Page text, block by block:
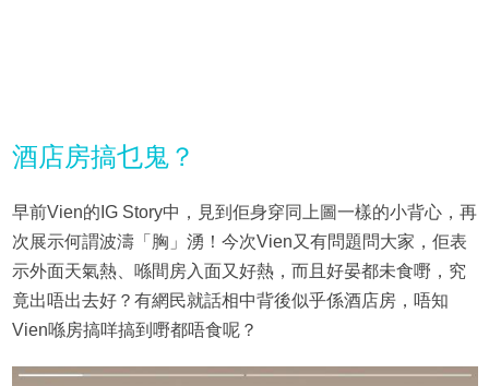
酒店房搞乜鬼？
早前Vien的IG Story中，見到佢身穿同上圖一樣的小背心，再
次展示何謂波濤「胸」湧！今次Vien又有問題問大家，佢表
示外面天氣熱、喺間房入面又好熱，而且好晏都未食嘢，究
竟出唔出去好？有網民就話相中背後似乎係酒店房，唔知
Vien喺房搞咩搞到嘢都唔食呢？